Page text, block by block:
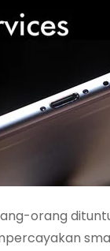
orang